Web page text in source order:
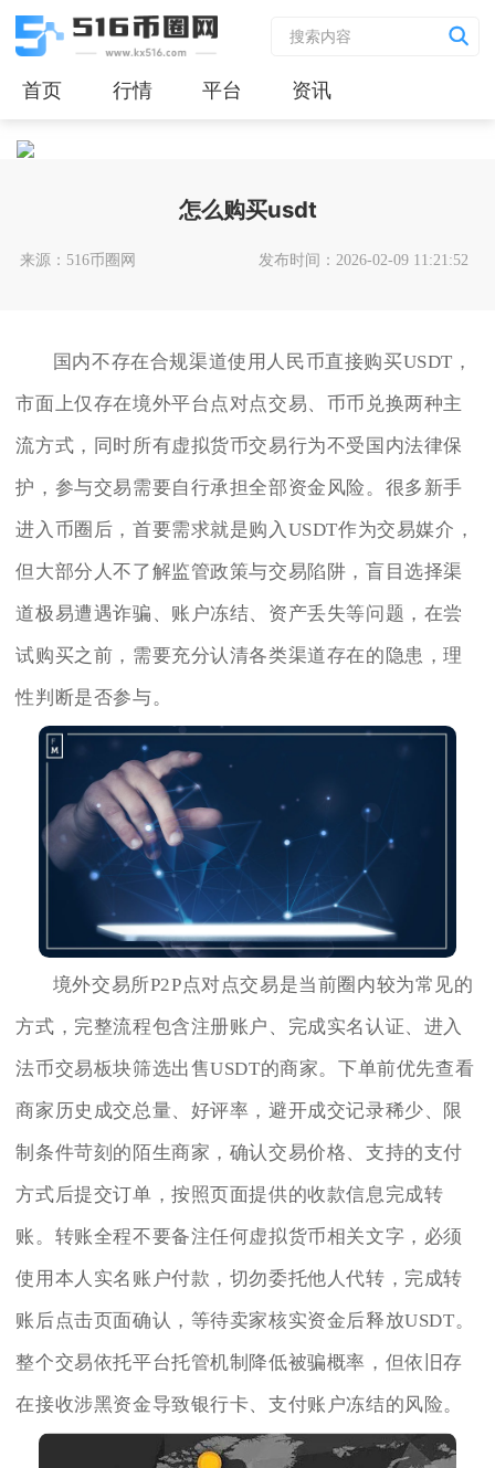
首页 行情 平台 资讯
怎么购买usdt
来源：516币圈网 发布时间：2026-02-09 11:21:52
国内不存在合规渠道使用人民币直接购买USDT，
市面上仅存在境外平台点对点交易、币币兑换两种主
流方式，同时所有虚拟货币交易行为不受国内法律保
护，参与交易需要自行承担全部资金风险。很多新手
进入币圈后，首要需求就是购入USDT作为交易媒介，
但大部分人不了解监管政策与交易陷阱，盲目选择渠
道极易遭遇诈骗、账户冻结、资产丢失等问题，在尝
试购买之前，需要充分认清各类渠道存在的隐患，理
性判断是否参与。
境外交易所P2P点对点交易是当前圈内较为常见的
方式，完整流程包含注册账户、完成实名认证、进入
法币交易板块筛选出售USDT的商家。下单前优先查看
商家历史成交总量、好评率，避开成交记录稀少、限
制条件苛刻的陌生商家，确认交易价格、支持的支付
方式后提交订单，按照页面提供的收款信息完成转
账。转账全程不要备注任何虚拟货币相关文字，必须
使用本人实名账户付款，切勿委托他人代转，完成转
账后点击页面确认，等待卖家核实资金后释放USDT。
整个交易依托平台托管机制降低被骗概率，但依旧存
在接收涉黑资金导致银行卡、支付账户冻结的风险。